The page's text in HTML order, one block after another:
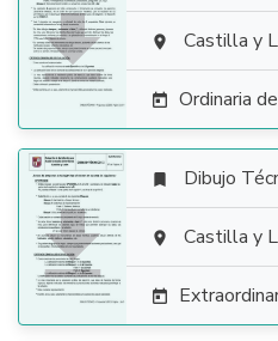
  Castilla y
 Ordinaria

 Dibujo
 Castilla y
